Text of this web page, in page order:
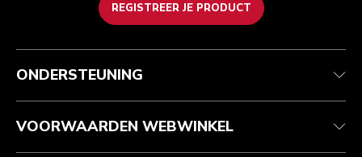
REGISTREER JE PRODUCT
Health check
Je bestelling volgen
Garantie en documenten
Veelgestelde vragen
Algemene voorwaarden
Retournering en terugbetaling
Imprint
ODR
Het merk
Zoek een winkel
ONDERSTEUNING
VOORWAARDEN WEBWINKEL